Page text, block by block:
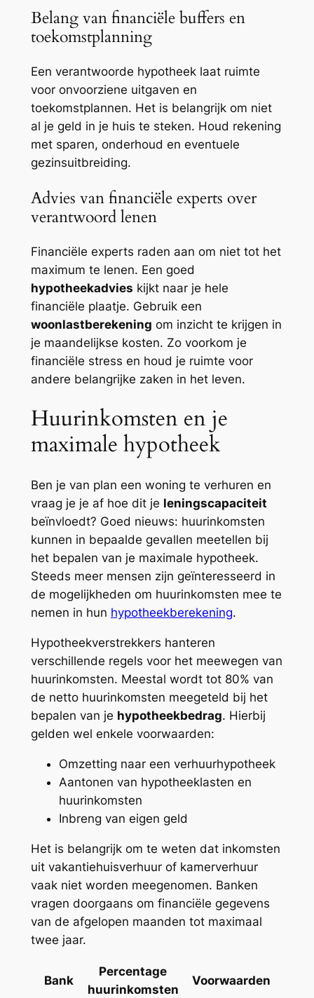
Belang van financiële buffers en
toekomstplanning
Een verantwoorde hypotheek laat ruimte
voor onvoorziene uitgaven en
toekomstplannen. Het is belangrijk om niet
al je geld in je huis te steken. Houd rekening
met sparen, onderhoud en eventuele
gezinsuitbreiding.
Advies van financiële experts over
verantwoord lenen
Financiële experts raden aan om niet tot het
maximum te lenen. Een goed
hypotheekadvies kijkt naar je hele
financiële plaatje. Gebruik een
woonlastberekening om inzicht te krijgen in
je maandelijkse kosten. Zo voorkom je
financiële stress en houd je ruimte voor
andere belangrijke zaken in het leven.
Huurinkomsten en je
maximale hypotheek
Ben je van plan een woning te verhuren en
vraag je je af hoe dit je leningscapaciteit
beïnvloedt? Goed nieuws: huurinkomsten
kunnen in bepaalde gevallen meetellen bij
het bepalen van je maximale hypotheek.
Steeds meer mensen zijn geïnteresseerd in
de mogelijkheden om huurinkomsten mee te
nemen in hun hypotheekberekening.
Hypotheekverstrekkers hanteren
verschillende regels voor het meewegen van
huurinkomsten. Meestal wordt tot 80% van
de netto huurinkomsten meegeteld bij het
bepalen van je hypotheekbedrag. Hierbij
gelden wel enkele voorwaarden:
Omzetting naar een verhuurhypotheek
Aantonen van hypotheeklasten en
huurinkomsten
Inbreng van eigen geld
Het is belangrijk om te weten dat inkomsten
uit vakantiehuisverhuur of kamerverhuur
vaak niet worden meegenomen. Banken
vragen doorgaans om financiële gegevens
van de afgelopen maanden tot maximaal
twee jaar.
Bank
Percentage
huurinkomsten
Voorwaarden